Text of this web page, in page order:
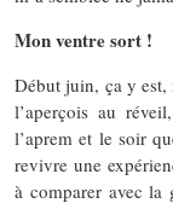
Mon ventre sort !
Début juin, ça y est,
l’aperçois au
l’aprem et le soir
revivre une
à comparer avec la